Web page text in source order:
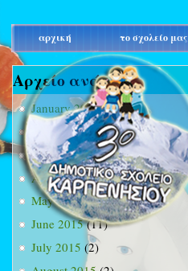
main_menu
αρχική το σχολείο μας
Αρχείο ανά μήνα
January 2015(3)
February 2015(9)
March 2015(34)
April 2015(15)
May 2015(13)
June 2015(11)
July 2015 (2)